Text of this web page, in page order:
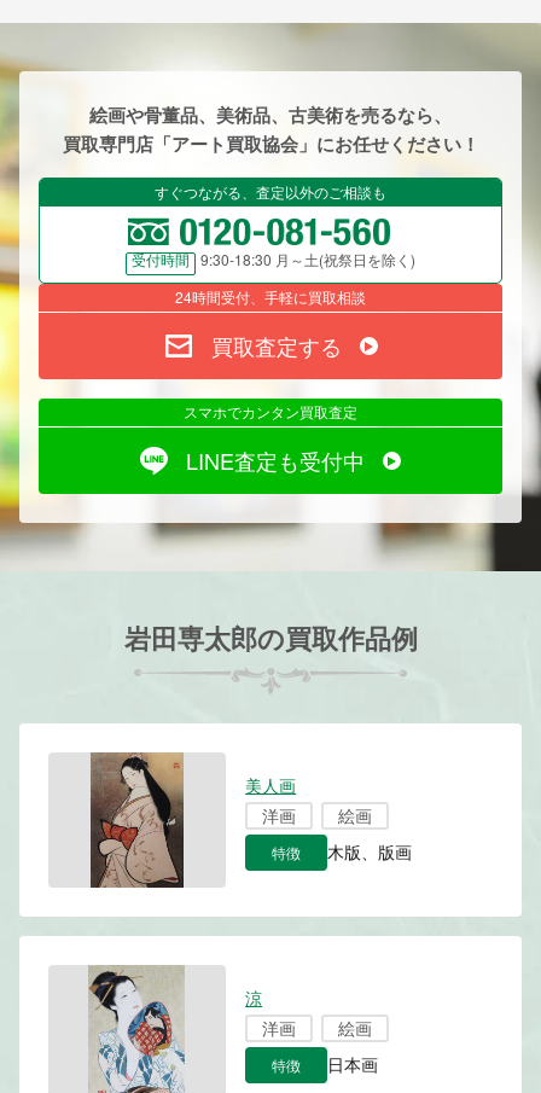
絵画や骨董品、美術品、古美術を売るなら、
買取専門店「アート買取協会」にお任せください！
すぐつながる、査定以外のご相談も
受付時間
9:30-18:30 月～土(祝祭日を除く)
24時間受付、手軽に買取相談
買取査定する
スマホでカンタン買取査定
LINE査定も受付中
岩田専太郎の買取作品例
美人画
洋画
絵画
特徴 木版、版画
涼
洋画
絵画
特徴 日本画